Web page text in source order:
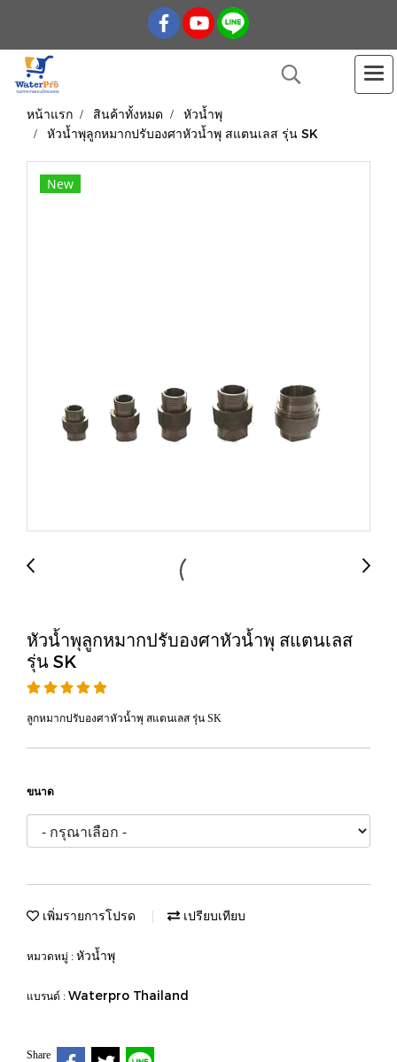
หน้าแรก สินค้าทั้งหมด
หัวน้ำพุ
หัวน้ำพุลูกหมากปรับองศาหัวน้ำพุ สแตนเลส รุ่น SK
New
หัวน้ำพุลูกหมากปรับองศาหัวน้ำพุ สแตนเลส
รุ่น SK
ลูกหมากปรับองศาหัวน้ำพุ สแตนเลส รุ่น SK
ขนาด
เพิ่มรายการโปรด เปรียบเทียบ
หมวดหมู่ : หัวน้ำพุ
แบรนด์ : Waterpro Thailand
Share